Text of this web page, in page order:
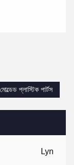
Lyn
প্লাস্টিক পার্টস